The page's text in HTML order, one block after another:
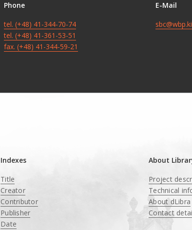
Phone
tel. (+48) 41-344-70-74
tel. (+48) 41-361-53-51
fax. (+48) 41-344-59-21
E-Mail
Indexes
Title
Creator
Contributor
Publisher
Date
About
Project
Technical
About dLibra
Contact